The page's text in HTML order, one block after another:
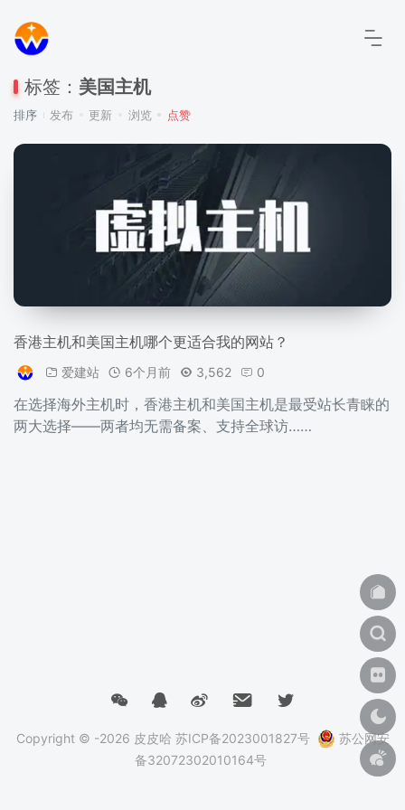
标签： 美国主机
排序 发布 更新 浏览 点赞
香港主机和美国主机哪个更适合我的网站？
爱建站 6个月前 3,562 0
在选择海外主机时，香港主机和美国主机是最受站长青睐的
两大选择——两者均无需备案、支持全球访……
Copyright © -2026 皮皮哈 苏ICP备2023001827号
苏公网安
备32072302010164号